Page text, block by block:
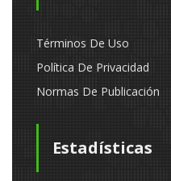
Términos De Uso
Política De Privacidad
Normas De Publicación
Estadísticas